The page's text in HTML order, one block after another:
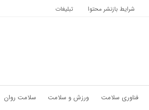
شرایط بازنشر محتوا تبلیغات
فناوری سلامت ورزش و سلامت سلامت روان